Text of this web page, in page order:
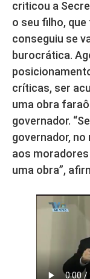
criticou a
o seu filho,
conseguiu se
burocrática.
críticas, ser
uma obra
governador.
governador,
aos
uma obra”,